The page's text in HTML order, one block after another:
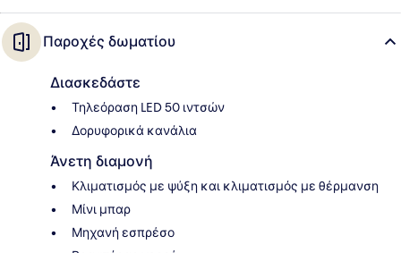
Παροχές δωματίου
Διασκεδάστε
Τηλεόραση LED 50 ιντσών
Δορυφορικά κανάλια
Άνετη διαμονή
Κλιματισμός με ψύξη και κλιματισμός με θέρμανση
Μίνι μπαρ
Μηχανή εσπρέσο